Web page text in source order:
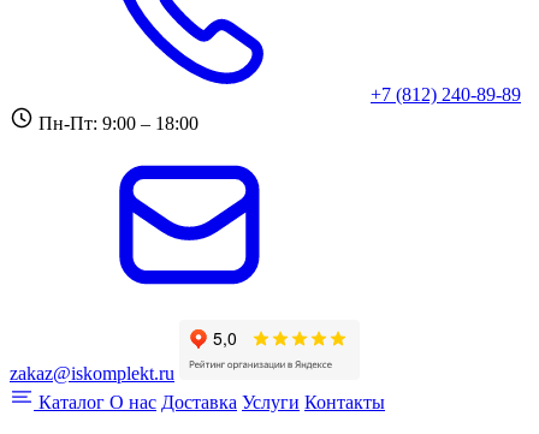
+7 (812) 240-89-89
Пн-Пт: 9:00 – 18:00
zakaz@iskomplekt.ru
Каталог О нас Доставка Услуги Контакты